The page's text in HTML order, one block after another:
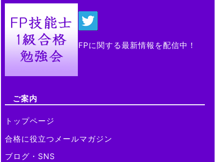
FPに関する最新情報を配信中！
ご案内
トップページ
合格に役立つメールマガジン
ブログ・SNS